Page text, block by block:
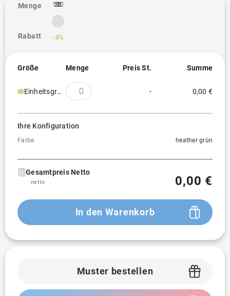
Menge
Rabatt
1
25
-3%
50
-5%
100
-6%
Größe Menge Preis St. Summe
Einheitsgröße - 0,00 €
Ihre Konfiguration
Farbe heather grün
Gesamtpreis Netto
netto 0,00 €
In den Warenkorb
Muster bestellen